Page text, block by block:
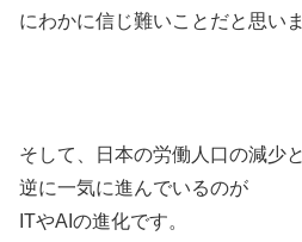
にわかに信じ難いことだと思いま
そして、日本の労働人口の減少
逆に一気に進んでいるのが
ITやAIの進化です。